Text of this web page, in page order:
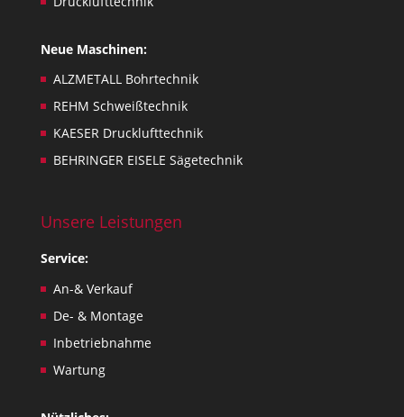
Neue Maschinen:
ALZMETALL Bohrtechnik
REHM Schweißtechnik
KAESER Drucklufttechnik
BEHRINGER EISELE Sägetechnik
Unsere Leistungen
Service:
An-& Verkauf
De- & Montage
Inbetriebnahme
Wartung